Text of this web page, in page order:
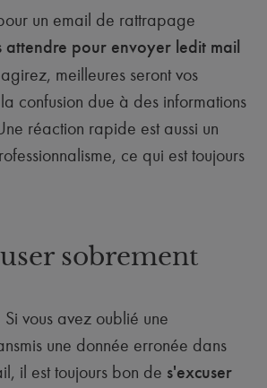
un email de rattrapage
attendre pour envoyer ledit mail
meilleures seront vos
confusion due à des informations
réaction rapide est aussi un
ce qui est toujours
sobrement
vous avez oublié une
une donnée erronée dans
il est toujours bon de s'excuser